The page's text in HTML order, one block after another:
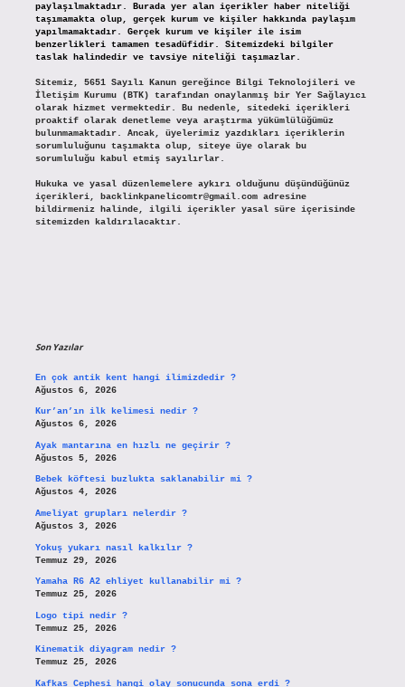
paylaşılmaktadır. Burada yer alan içerikler haber niteliği
taşımamakta olup, gerçek kurum ve kişiler hakkında paylaşım
yapılmamaktadır. Gerçek kurum ve kişiler ile isim
benzerlikleri tamamen tesadüfidir. Sitemizdeki bilgiler
taslak halindedir ve tavsiye niteliği taşımazlar.
Sitemiz, 5651 Sayılı Kanun gereğince Bilgi Teknolojileri ve
İletişim Kurumu (BTK) tarafından onaylanmış bir Yer Sağlayıcı
olarak hizmet vermektedir. Bu nedenle, sitedeki içerikleri
proaktif olarak denetleme veya araştırma yükümlülüğümüz
bulunmamaktadır. Ancak, üyelerimiz yazdıkları içeriklerin
sorumluluğunu taşımakta olup, siteye üye olarak bu
sorumluluğu kabul etmiş sayılırlar.
Hukuka ve yasal düzenlemelere aykırı olduğunu düşündüğünüz
içerikleri,
backlinkpanelicomtr@gmail.comadresine
bildirmeniz halinde, ilgili içerikler yasal süre içerisinde
sitemizden kaldırılacaktır.
Son Yazılar
En çok antik kent hangi ilimizdedir ?
Ağustos 6, 2026
Kur’an’ın ilk kelimesi nedir ?
Ağustos 6, 2026
Ayak mantarına en hızlı ne geçirir ?
Ağustos 5, 2026
Bebek köftesi buzlukta saklanabilir mi ?
Ağustos 4, 2026
Ameliyat grupları nelerdir ?
Ağustos 3, 2026
Yokuş yukarı nasıl kalkılır ?
Temmuz 29, 2026
Yamaha R6 A2 ehliyet kullanabilir mi ?
Temmuz 25, 2026
Logo tipi nedir ?
Temmuz 25, 2026
Kinematik diyagram nedir ?
Temmuz 25, 2026
Kafkas Cephesi hangi olay sonucunda sona erdi ?